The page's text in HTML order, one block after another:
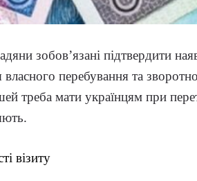
зобов’язані підтвердити
перебування та
треба мати українцям при
візиту